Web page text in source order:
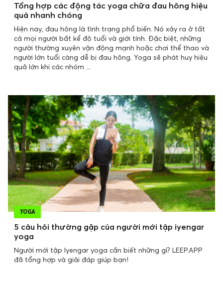
Tổng hợp các động tác yoga chữa đau hông hiệu
quả nhanh chóng
Hiện nay, đau hông là tình trạng phổ biến. Nó xảy ra ở tất
cả mọi người bất kể độ tuổi và giới tính. Đặc biệt, những
người thường xuyên vận động mạnh hoặc chơi thể thao và
người lớn tuổi càng dễ bị đau hông. Yoga sẽ phát huy hiệu
quả lớn khi các nhóm ...
YOGA
5 câu hỏi thường gặp của người mới tập iyengar
yoga
Người mới tập Iyengar yoga cần biết những gì? LEEP.APP
đã tổng hợp và giải đáp giúp bạn!